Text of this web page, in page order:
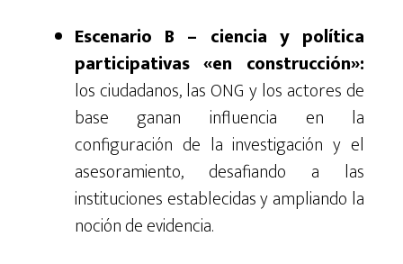
Escenario B – ciencia y política
participativas «en construcción»:
los ciudadanos, las ONG y los actores de
base ganan influencia en la
configuración de la investigación y el
asesoramiento, desafiando a las
instituciones establecidas y ampliando la
noción de evidencia.